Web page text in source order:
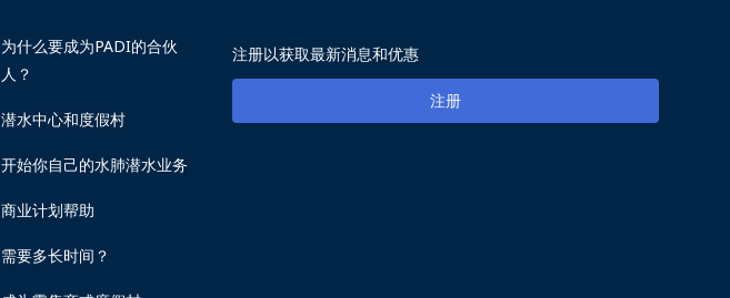
为什么要成为PADI的合伙
人？
潜水中心和度假村
开始你自己的水肺潜水业务
商业计划帮助
需要多长时间？
注册以获取最新消息和优惠
注册